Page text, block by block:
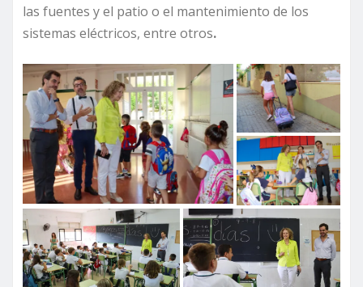
las fuentes y el patio o el mantenimiento de los
sistemas eléctricos, entre otros.